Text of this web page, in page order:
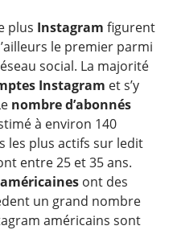
plus Instagram figurent
le premier parmi
social. La majorité
Instagram et s’y
nombre d’abonnés
à environ 140
les plus actifs sur ledit
entre 25 et 35 ans.
ont des
un grand nombre
américains sont